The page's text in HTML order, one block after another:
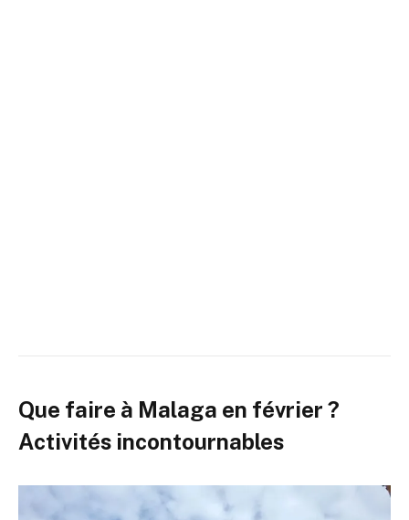
Que faire à Malaga en février ?
Activités incontournables